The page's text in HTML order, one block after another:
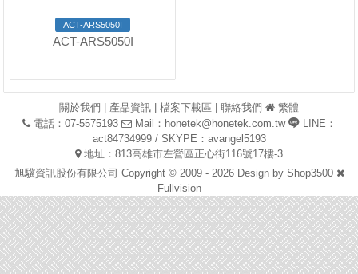
ACT-ARS5050I
ACT-ARS5050I
關於我們 產品資訊 檔案下載區 聯絡我們
繁體
電話：07-5575193
Mail： honetek@honetek.com.tw
LINE：
act84734999 / SKYPE：avangel5193
地址：813高雄市左營區正心街116號17樓-3
旭驥資訊股份有限公司 Copyright © 2009 - 2026 Design by Shop3500
Fullvision